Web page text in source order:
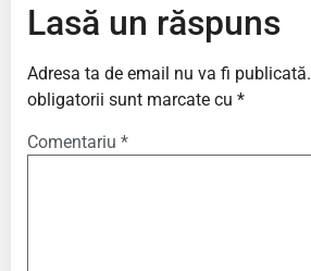
Lasă un răspuns
Adresa ta de email nu va fi publicată.
obligatorii sunt marcate cu *
Comentariu *